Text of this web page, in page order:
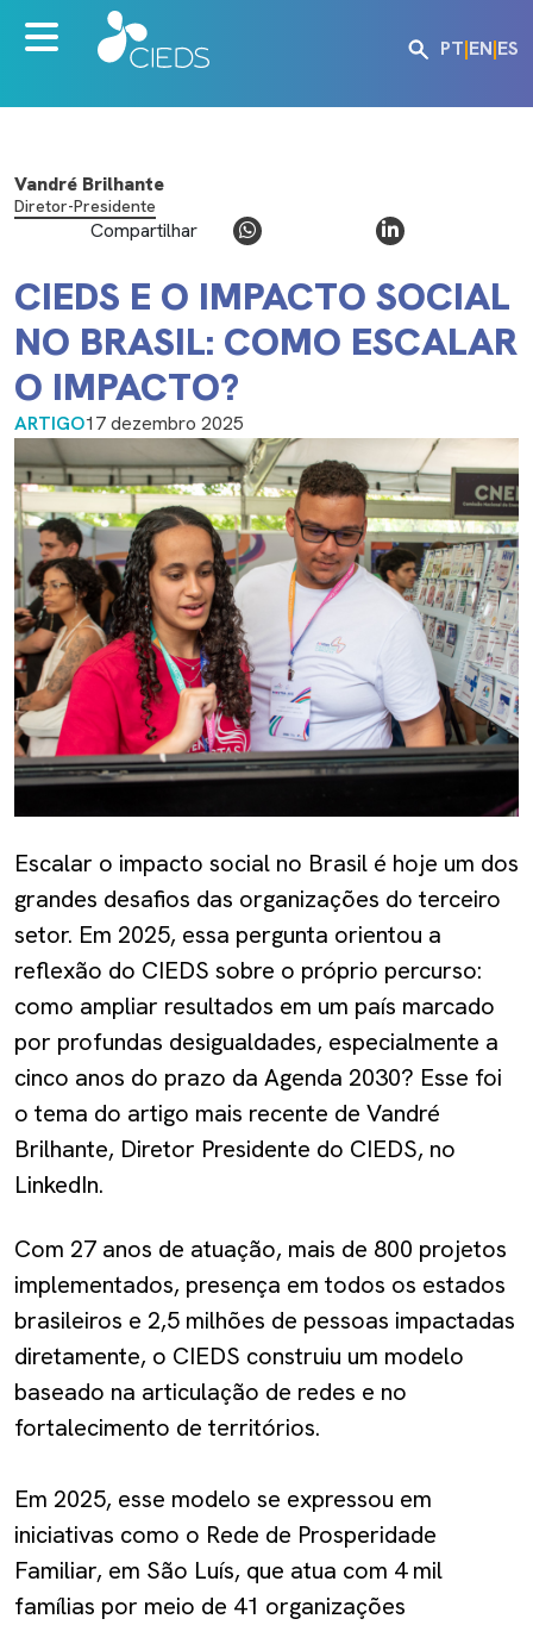
PT|EN|ES
Vandré Brilhante
Diretor-Presidente
Compartilhar
CIEDS E O IMPACTO SOCIAL
NO BRASIL: COMO ESCALAR
O IMPACTO?
ARTIGO17 dezembro 2025
Escalar o impacto social no Brasil é hoje um dos
grandes desafios das organizações do terceiro
setor. Em 2025, essa pergunta orientou a
reflexão do CIEDS sobre o próprio percurso:
como ampliar resultados em um país marcado
por profundas desigualdades, especialmente a
cinco anos do prazo da Agenda 2030? Esse foi
o tema do artigo mais recente de Vandré
Brilhante, Diretor Presidente do CIEDS, no
LinkedIn.
Com 27 anos de atuação, mais de 800 projetos
implementados, presença em todos os estados
brasileiros e 2,5 milhões de pessoas impactadas
diretamente, o CIEDS construiu um modelo
baseado na articulação de redes e no
fortalecimento de territórios.
Em 2025, esse modelo se expressou em
iniciativas como o Rede de Prosperidade
Familiar, em São Luís, que atua com 4 mil
famílias por meio de 41 organizações